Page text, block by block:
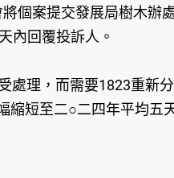
案提交發展局樹木辦
內回覆投訴人。
理，而需要1823重新
短至二○二四年平均